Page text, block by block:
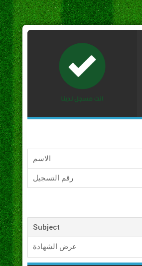
الاسم
رقم التسجيل
Subject
عرض الشهادة